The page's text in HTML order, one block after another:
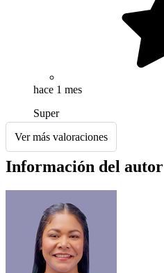
hace 1 mes
Super
Ver más valoraciones
Información del autor